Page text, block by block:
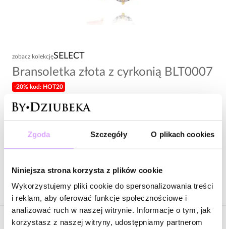
Zgoda Szczegóły O plikach cookies
Niniejsza strona korzysta z plików cookie
Wykorzystujemy pliki cookie do spersonalizowania treści
i reklam, aby oferować funkcje społecznościowe i
analizować ruch w naszej witrynie. Informacje o tym, jak
korzystasz z naszej witryny, udostępniamy partnerom
zobacz kolekcjęSELECT
Bransoletka złota z cyrkonią BLT0007
-20% kod: HOT20
153,00 zł
Zapytaj o produkt
Opis produktu
Surowiec: srebro próba 925.
Kolor surowca: złoty.
Opinie